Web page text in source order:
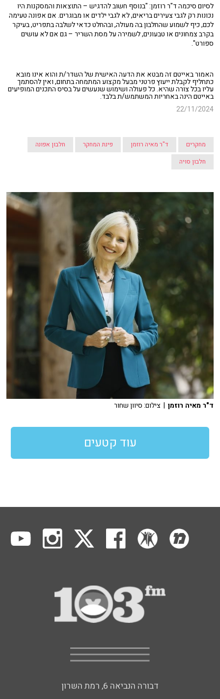
לסיום סיכמה ד"ר רוזמן: "בנוסף חשוב להדגיש – התוצאות והמסקנות היו
נכונות רק לגבי צעירים בריאים, לא לגבי ילדים או מבוגרים. אם אפונה טעימה
לכם, כיף לשמוע שהחלבון בה מעולה, ובהחלט כדאי לשלבה בתפריט, בעיקר
בקרב צמחונים או טבעונים, לשמירה על מסת השריר – גם אם לא עושים
ספורט".
האמור באייטם זה מבטא את הדעה האישית של השדר/ת והוא אינו מובא
כתחליף לקבלת ייעוץ פרטני מבעל מקצוע המתמחה בתחום, ואין להסתמך
עליו בכל צורה שהיא. כל פעולה ושימוש שנעשים על בסיס התכנים המופיעים
באייטם הינה באחריות המשתמש/ת בלבד.
22/11/2024
מחקרים ד"ר מאיה רוזמן פינת המחקר
חלבון אפונה
חלבון סויה
ד"ר מאיה רוזמן | צילום: סיוון שחור
עוד קטעים
דבורה הנביאה 6, רמת השרון